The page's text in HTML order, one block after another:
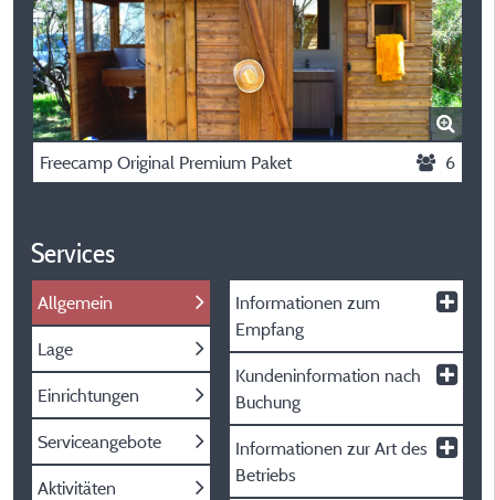
Freecamp Original Premium Paket 6
Services
Allgemein
Lage
Einrichtungen
Serviceangebote
Aktivitäten
Informationen zum
Empfang
Kundeninformation nach
Buchung
Informationen zur Art des
Betriebs